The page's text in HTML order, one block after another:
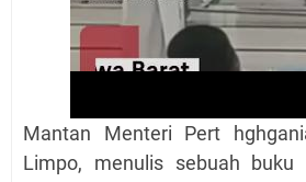
Mantan Menteri Pert
Limpo, menulis sebuah buku